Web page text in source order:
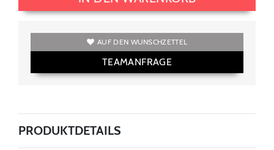
AUF DEN WUNSCHZETTEL
TEAMANFRAGE
PRODUKTDETAILS